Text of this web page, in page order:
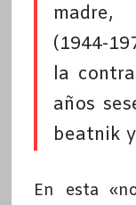
madre,
(1944-
la
años
beatnik
En esta